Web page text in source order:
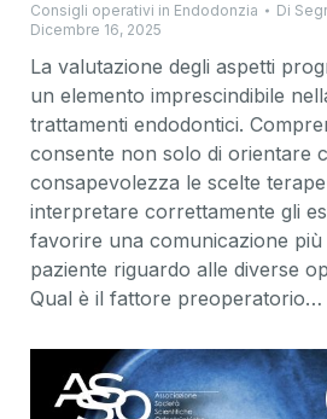
Consigli operativi in Endodonzia Di
Dicembre 16, 2025
La valutazione degli aspetti
un elemento imprescindibile
trattamenti endodontici.
consente non solo di orientare
consapevolezza le scelte
interpretare correttamente gli
favorire una comunicazione
paziente riguardo alle diverse
Qual è il fattore preoperatorio…